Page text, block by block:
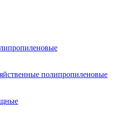
полипропиленовые